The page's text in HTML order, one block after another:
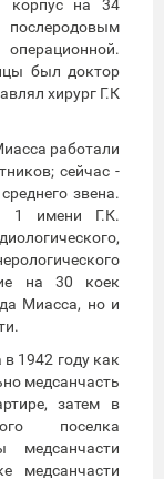
корпус на 34
был доктор
хирург Г.К
работали
сейчас -
звена.
1 имени Г.К.
на 30 коек
Миасса, но и
1942 году как
медсанчасть
затем в
поселка
медсанчасти
медсанчасти